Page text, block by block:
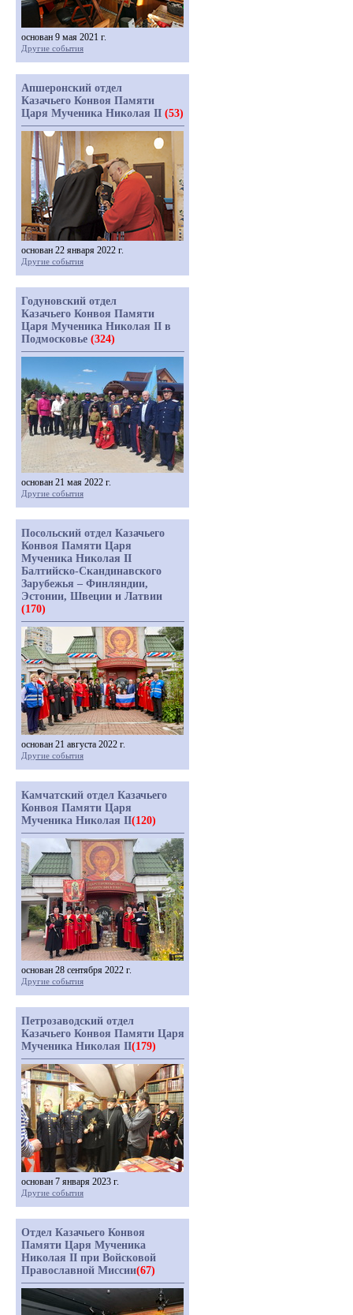
основан 9 мая 2021 г.
Другие события
Апшеронский отдел
Казачьего Конвоя Памяти
Царя Мученика Николая II (53)
основан 22 января 2022 г.
Другие события
Годуновский отдел
Казачьего Конвоя Памяти
Царя Мученика Николая II в
Подмосковье (324)
основан 21 мая 2022 г.
Другие события
Посольский отдел Казачьего
Конвоя Памяти Царя
Мученика Николая II
Балтийско-Скандинавского
Зарубежья – Финляндии,
Эстонии, Швеции и Латвии
(170)
основан 21 августа 2022 г.
Другие события
Камчатский отдел Казачьего
Конвоя Памяти Царя
Мученика Николая II(120)
основан 28 сентября 2022 г.
Другие события
Петрозаводский отдел
Казачьего Конвоя Памяти Царя
Мученика Николая II(179)
основан 7 января 2023 г.
Другие события
Отдел Казачьего Конвоя
Памяти Царя Мученика
Николая II при Войсковой
Православной Миссии(67)